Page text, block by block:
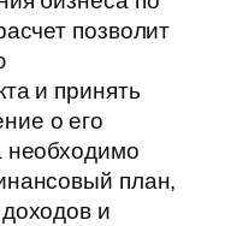
позволит
и принять
о его
необходимо
план,
и